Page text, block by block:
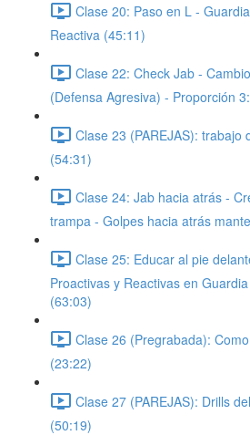
Clase 20: Paso en L -
Reactiva (45:11)
Clase 22: Check Jab -
(Defensa Agresiva) - Proporción
Clase 23 (PAREJAS): trabajo
(54:31)
Clase 24: Jab hacia atrás -
trampa - Golpes hacia atrás
Clase 25: Educar al pie
Proactivas y Reactivas en
(63:03)
Clase 26 (Pregrabada):
(23:22)
Clase 27 (PAREJAS): Drills
(50:19)